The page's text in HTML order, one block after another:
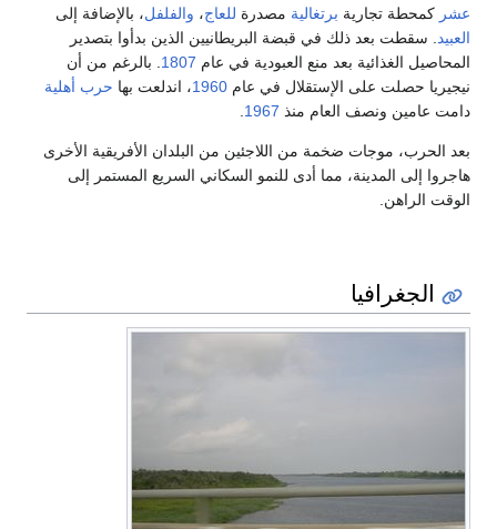
عشر كمحطة تجارية برتغالية مصدرة للعاج، والفلفل، بالإضافة إلى
العبيد. سقطت بعد ذلك في قبضة البريطانيين الذين بدأوا بتصدير
المحاصيل الغذائية بعد منع العبودية في عام 1807. بالرغم من أن
نيجيريا حصلت على الإستقلال في عام 1960، اندلعت بها حرب أهلية
دامت عامين ونصف العام منذ 1967
.
بعد الحرب، موجات ضخمة من اللاجئين من البلدان الأفريقية الأخرى
هاجروا إلى المدينة، مما أدى للنمو السكاني السريع المستمر إلى
الوقت الراهن.
الجغرافيا